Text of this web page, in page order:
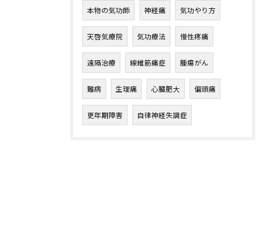
本物の気功師 神経痛 気功やり方
天啓気療院 気功療法 慢性疼痛
遠隔治療 線維筋痛症 腫瘍がん
難病 生理痛 心臓肥大 偏頭痛
更年期障害 自律神経失調症